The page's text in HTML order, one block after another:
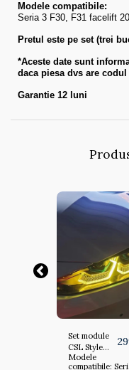
Modele compatibile:
Seria 3 F30, F31 facelift
Pretul este pe set (trei
*Aceste date sunt
daca piesa dvs are
Garantie 12 luni
Set module
CSL Style
DRL si
Modele
compatibile: